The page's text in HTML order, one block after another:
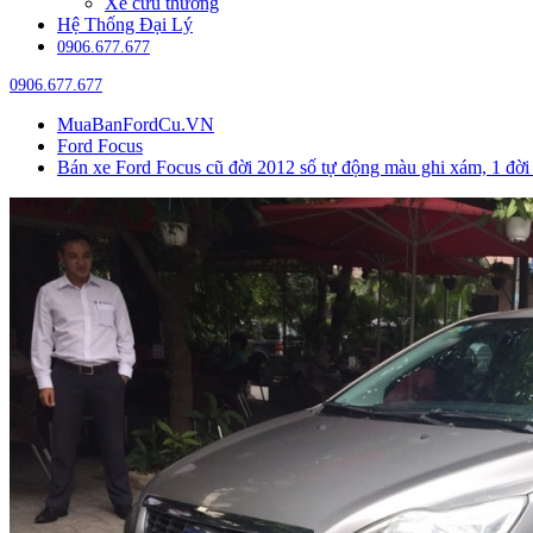
Hệ Thống Đại Lý
0906.677.677
0906.677.677
MuaBanFordCu.VN
Ford Focus
Bán xe Ford Focus cũ đời 2012 số tự động màu ghi xám, 1 đời